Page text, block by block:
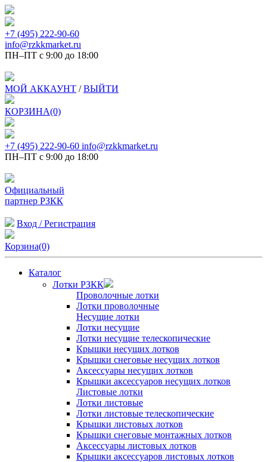
+7 (495) 222-90-60
info@rzkkmarket.ru
ПН–ПТ с 9:00 до 18:00
МОЙ АККАУНТ /ВЫЙТИ
КОРЗИНА(0)
+7 (495) 222-90-60 info@rzkkmarket.ru
ПН–ПТ с 9:00 до 18:00
Официальный
партнер РЗКК
Вход / Регистрация
Корзина(0)
Каталог
Лотки РЗКК
Проволочные лотки
Лотки проволочные
Несущие лотки
Лотки несущие
Лотки несущие телескопические
Крышки несущих лотков
Крышки снеговые несущих лотков
Аксессуары несущих лотков
Крышки аксессуаров несущих лотков
Листовые лотки
Лотки листовые
Лотки листовые телескопические
Крышки листовых лотков
Крышки снеговые монтажных лотков
Аксессуары листовых лотков
Крышки аксессуаров листовых лотков